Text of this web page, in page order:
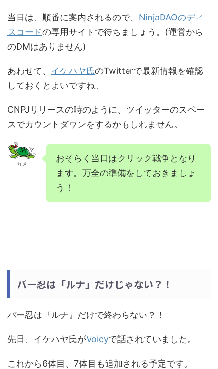
当日は、順番に案内されるので、 NinjaDAOのディ
スコードの専用サイトで待ちましょう。(運営から
のDMはありません)
あわせて、 イケハヤ氏のTwitterで最新情報を確認
しておくとよいですね。
CNPJリリースの時のように、ツイッターのスペー
スでカウントダウンをするかもしれません。
カメ
おそらく当日はクリック戦争となり
ます。万全の準備をしておきましょ
う！
バー忍は「ルナ」だけじゃない？！
バー忍は『ルナ』だけで終わらない？！
先日、イケハヤ氏がVoicyで話されていました。
これから6体目、7体目も追加される予定です。